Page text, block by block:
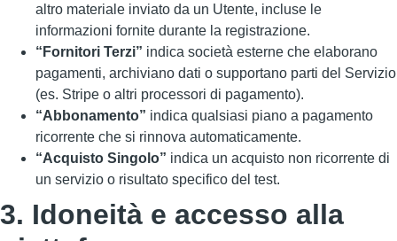
altro materiale inviato da un Utente, incluse le
informazioni fornite durante la registrazione.
“Fornitori Terzi” indica società esterne che elaborano
pagamenti, archiviano dati o supportano parti del Servizio
(es. Stripe o altri processori di pagamento).
“Abbonamento” indica qualsiasi piano a pagamento
ricorrente che si rinnova automaticamente.
“Acquisto Singolo” indica un acquisto non ricorrente di
un servizio o risultato specifico del test.
3. Idoneità e accesso alla